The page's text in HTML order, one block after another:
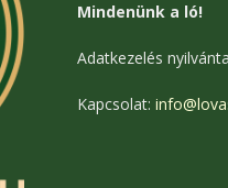
Mindenünk a ló!
Adatkezelés
Kapcsolat: